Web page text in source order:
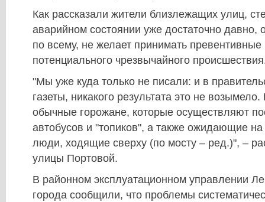
Как рассказали жители близлежащих улиц,
аварийном состоянии уже достаточно давно,
по всему, не желает принимать
потенциального чрезвычайного
"Мы уже куда только не писали: и в
газеты, никакого результата это не
обычные горожане, которые осуществляют
автобусов и "топиков", а также ожидающие
люди, ходящие сверху (по мосту – ред.)", –
улицы Портовой.
В районном эксплуатационном управлении
города сообщили, что проблемы